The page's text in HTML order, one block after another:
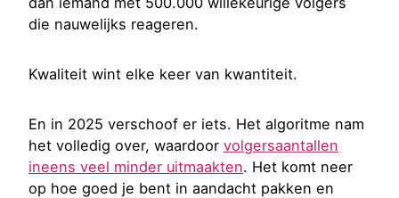
die nauwelijks reageren.
Kwaliteit wint elke keer van kwantiteit.
En in 2025 verschoof er iets. Het algoritme nam
het volledig over, waardoor volgersaantallen
ineens veel minder uitmaakten. Het komt neer
op hoe goed je bent in aandacht pakken en